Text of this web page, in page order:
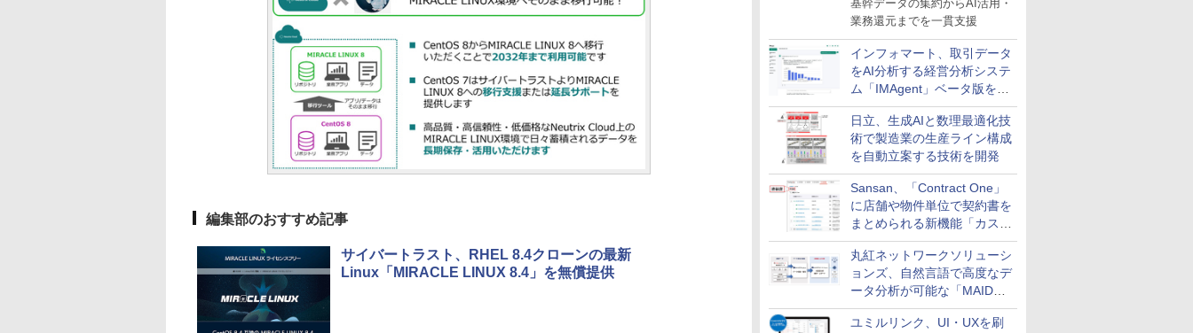
基幹データの集約からAI活用・
業務還元までを一貫支援
インフォマート、取引データ
をAI分析する経営分析システ
ム「IMAgent」ベータ版を提
供
日立、生成AIと数理最適化技
術で製造業の生産ライン構成
を自動立案する技術を開発
Sansan、「Contract One」
に店舗や物件単位で契約書を
まとめられる新機能「カスタ
ム契約ツリー」を追加
丸紅ネットワークソリューシ
ョンズ、自然言語で高度なデ
ータ分析が可能な「MAIDOA
AI ASSIST」を9月より提供
ユミルリンク、UI・UXを刷
編集部のおすすめ記事
サイバートラスト、RHEL 8.4クローンの最新
Linux「MIRACLE LINUX 8.4」を無償提供